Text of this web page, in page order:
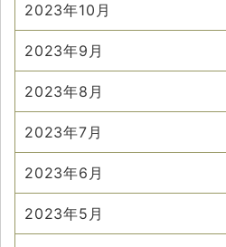
2023年10月
2023年9月
2023年8月
2023年7月
2023年6月
2023年5月